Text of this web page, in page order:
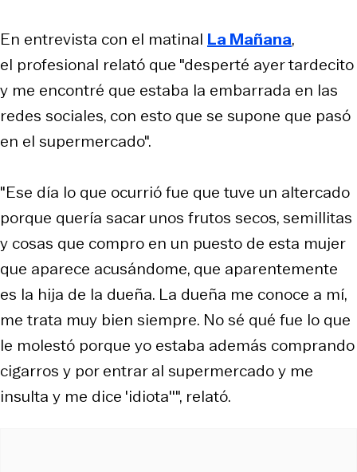
En entrevista con el matinal La Mañana,
el profesional relató que "desperté ayer tardecito
y me encontré que estaba la embarrada en las
redes sociales, con esto que se supone que pasó
en el supermercado".
"Ese día lo que ocurrió fue que tuve un altercado
porque quería sacar unos frutos secos, semillitas
y cosas que compro en un puesto de esta mujer
que aparece acusándome, que aparentemente
es la hija de la dueña. La dueña me conoce a mí,
me trata muy bien siempre. No sé qué fue lo que
le molestó porque yo estaba además comprando
cigarros y por entrar al supermercado y me
insulta y me dice 'idiota''", relató.